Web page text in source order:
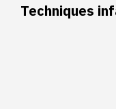
Techniques